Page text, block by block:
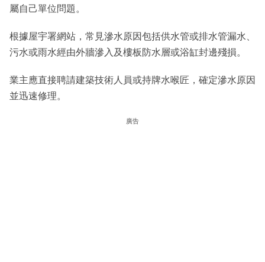
屬自己單位問題。
根據屋宇署網站，常見滲水原因包括供水管或排水管漏水、
污水或雨水經由外牆滲入及樓板防水層或浴缸封邊殘損。
業主應直接聘請建築技術人員或持牌水喉匠，確定滲水原因
並迅速修理。
廣告